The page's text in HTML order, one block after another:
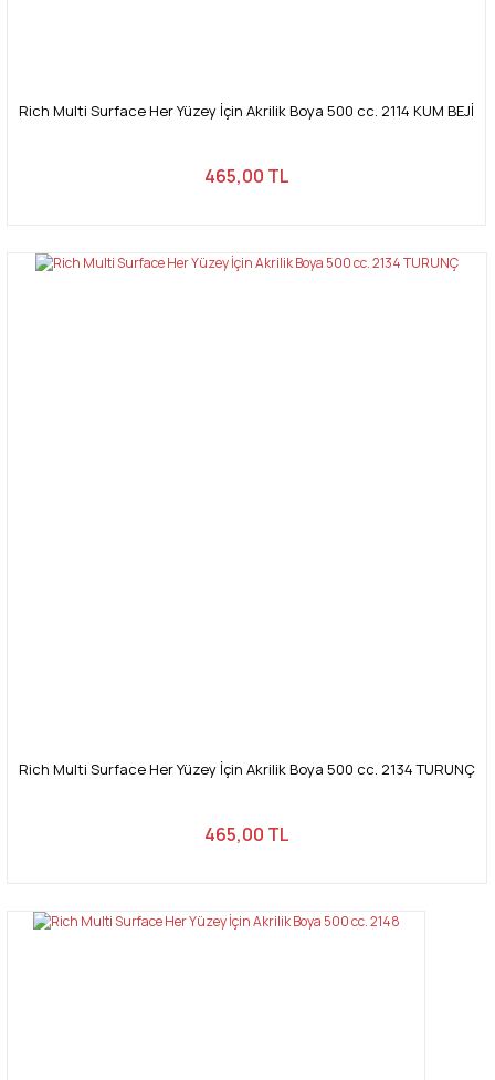
Rich Multi Surface Her Yüzey İçin Akrilik Boya 500 cc. 2114 KUM BEJİ
465,00 TL
Rich Multi Surface Her Yüzey İçin Akrilik Boya 500 cc. 2134 TURUNÇ
465,00 TL